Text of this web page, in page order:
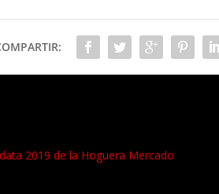
2019 de la Hoguera Mercado